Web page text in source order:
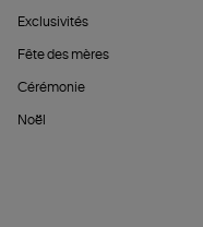
Exclusivités
Fête des mères
Cérémonie
Noël